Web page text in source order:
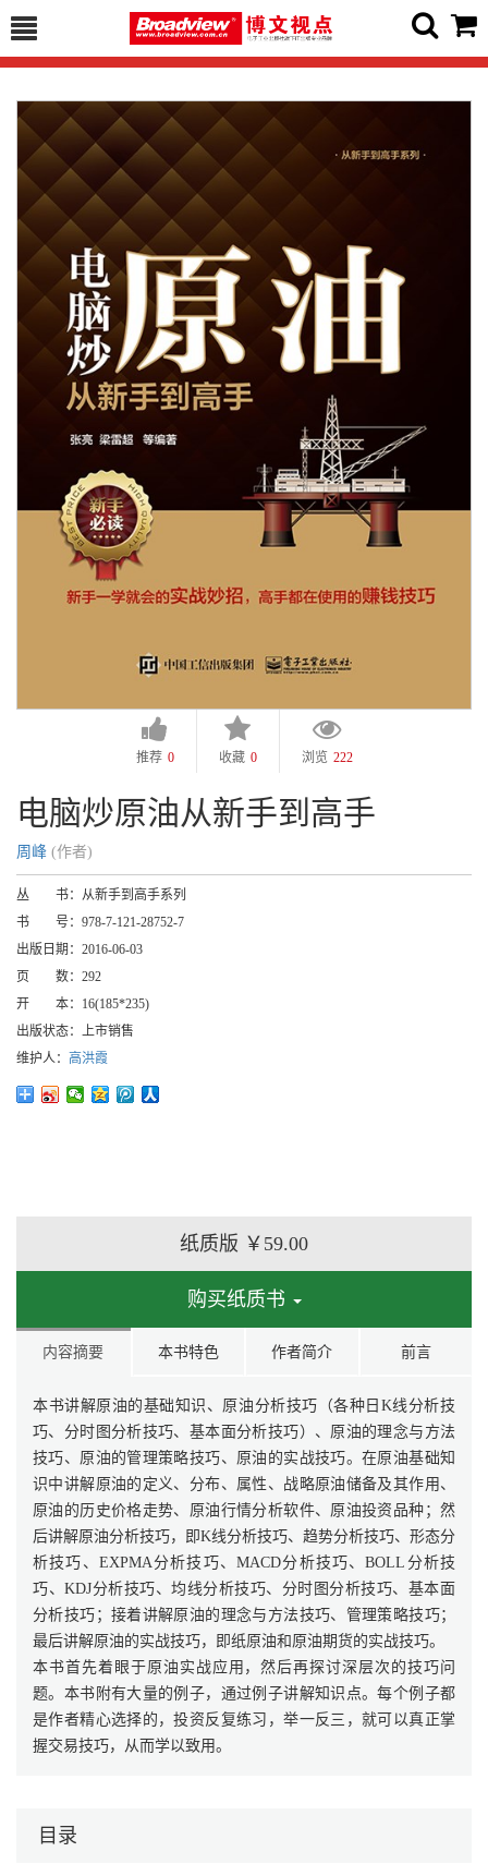
推荐 0 收藏 0 浏览 222
电脑炒原油从新手到高手
周峰 (作者)
丛 书： 从新手到高手系列
书 号： 978-7-121-28752-7
出版日期： 2016-06-03
页 数： 292
开 本： 16(185*235)
出版状态： 上市销售
维护人： 高洪霞
纸质版 ￥59.00
购买纸质书
内容摘要 本书特色 作者简介 前言
本书讲解原油的基础知识、原油分析技巧（各种日K线分析技
巧、分时图分析技巧、基本面分析技巧）、原油的理念与方法
技巧、原油的管理策略技巧、原油的实战技巧。在原油基础知
识中讲解原油的定义、分布、属性、战略原油储备及其作用、
原油的历史价格走势、原油行情分析软件、原油投资品种；然
后讲解原油分析技巧，即K线分析技巧、趋势分析技巧、形态分
析技巧、EXPMA分析技巧、MACD分析技巧、BOLL分析技
巧、KDJ分析技巧、均线分析技巧、分时图分析技巧、基本面
分析技巧；接着讲解原油的理念与方法技巧、管理策略技巧；
最后讲解原油的实战技巧，即纸原油和原油期货的实战技巧。
本书首先着眼于原油实战应用，然后再探讨深层次的技巧问
题。本书附有大量的例子，通过例子讲解知识点。每个例子都
是作者精心选择的，投资反复练习，举一反三，就可以真正掌
握交易技巧，从而学以致用。
目录